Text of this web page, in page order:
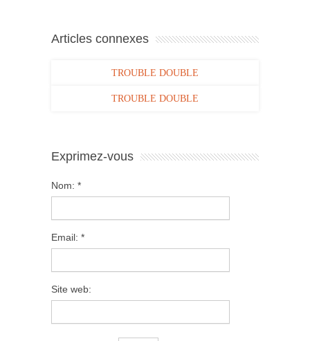
Articles connexes
TROUBLE DOUBLE
TROUBLE DOUBLE
Exprimez-vous
Nom: *
Email: *
Site web: